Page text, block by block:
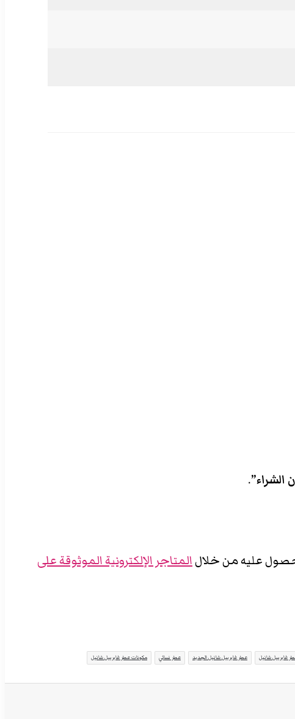
.
عليه من خلالالمتاجر الإلكترونية الموثوقة على
غابرييل شانيل عطر غابرييل شانيل الجديد عطر نسائي مكونات عطر غابرييل شانيل